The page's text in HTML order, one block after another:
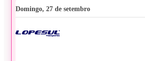
domingo, 27 de setembro